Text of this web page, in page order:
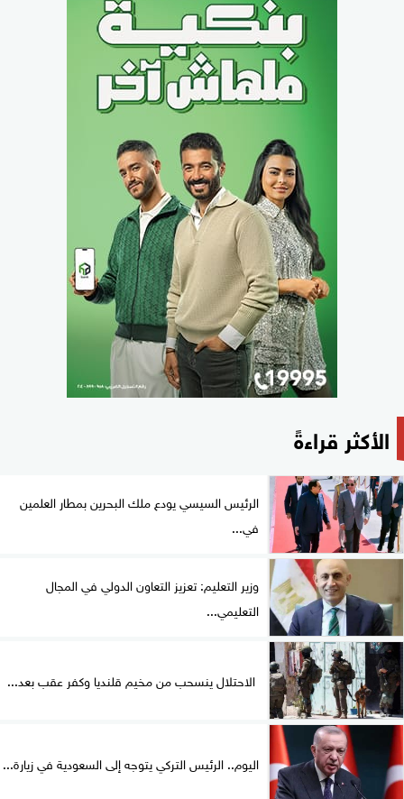
الأكثر قراءةً
الرئيس السيسي يودع ملك البحرين بمطار العلمين
في...
وزير التعليم: تعزيز التعاون الدولي في المجال
التعليمي...
الاحتلال ينسحب من مخيم قلنديا وكفر عقب بعد...
اليوم.. الرئيس التركي يتوجه إلى السعودية في زيارة...